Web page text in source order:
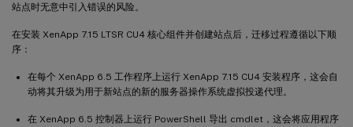
站点时无意中引入错误的风险。
在安装 XenApp 7.15 LTSR CU4 核心组件并创建站点后，迁移过程遵循以下顺
序：
在每个 XenApp 6.5 工作程序上运行 XenApp 7.15 CU4 安装程序，这会自
动将其升级为用于新站点的新的服务器操作系统虚拟投递代理。
在 XenApp 6.5 控制器上运行 PowerShell 导出 cmdlet，这会将应用程序